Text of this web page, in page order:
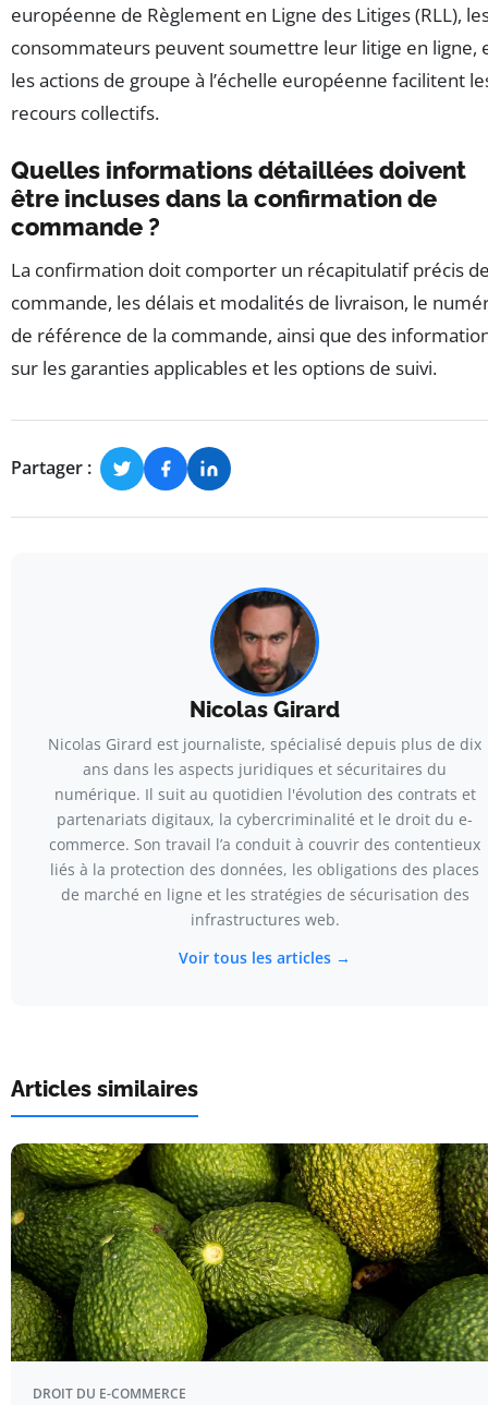
européenne de Règlement en Ligne des Litiges (RLL),
consommateurs peuvent soumettre leur litige en ligne,
les actions de groupe à l’échelle européenne facilitent
recours collectifs.
Quelles informations détaillées doivent
être incluses dans la confirmation de
commande ?
La confirmation doit comporter un récapitulatif précis
commande, les délais et modalités de livraison, le
de référence de la commande, ainsi que des
sur les garanties applicables et les options de suivi.
Partager :
Nicolas Girard
Nicolas Girard est journaliste, spécialisé depuis plus de dix
ans dans les aspects juridiques et sécuritaires du
numérique. Il suit au quotidien l'évolution des contrats et
partenariats digitaux, la cybercriminalité et le droit du e-
commerce. Son travail l’a conduit à couvrir des contentieux
liés à la protection des données, les obligations des places
de marché en ligne et les stratégies de sécurisation des
infrastructures web.
Voir tous les articles →
Articles similaires
DROIT DU E-COMMERCE